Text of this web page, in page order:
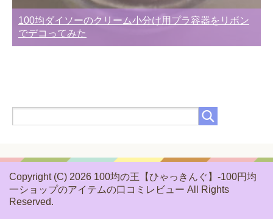
100均ダイソーのクリーム小分け用プラ容器をリボン
でデコってみた
Copyright (C) 2026 100均の王【ひゃっきんぐ】-100円均
一ショップのアイテムの口コミレビュー All Rights
Reserved.